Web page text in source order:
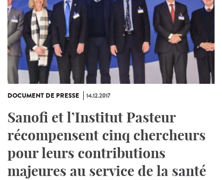
DOCUMENT DE PRESSE 14.12.2017
Sanofi et l’Institut Pasteur
récompensent cinq chercheurs
pour leurs contributions
majeures au service de la santé